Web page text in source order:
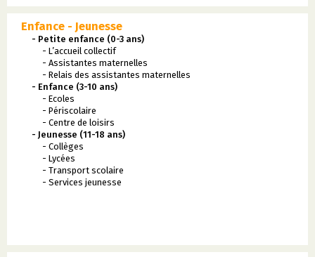
Enfance - Jeunesse
- Petite enfance (0-3 ans)
- L’accueil collectif
- Assistantes maternelles
- Relais des assistantes maternelles
- Enfance (3-10 ans)
- Ecoles
- Périscolaire
- Centre de loisirs
- Jeunesse (11-18 ans)
- Collèges
- Lycées
- Transport scolaire
- Services jeunesse